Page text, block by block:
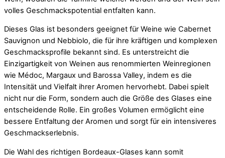
volles Geschmackspotential entfalten kann.
Dieses Glas ist besonders geeignet für Weine wie Cabernet
Sauvignon und Nebbiolo, die für ihre kräftigen und komplexen
Geschmacksprofile bekannt sind. Es unterstreicht die
Einzigartigkeit von Weinen aus renommierten Weinregionen
wie Médoc, Margaux und Barossa Valley, indem es die
Intensität und Vielfalt ihrer Aromen hervorhebt. Dabei spielt
nicht nur die Form, sondern auch die Größe des Glases eine
entscheidende Rolle. Ein großes Volumen ermöglicht eine
bessere Entfaltung der Aromen und sorgt für ein intensiveres
Geschmackserlebnis.
Die Wahl des richtigen Bordeaux-Glases kann somit